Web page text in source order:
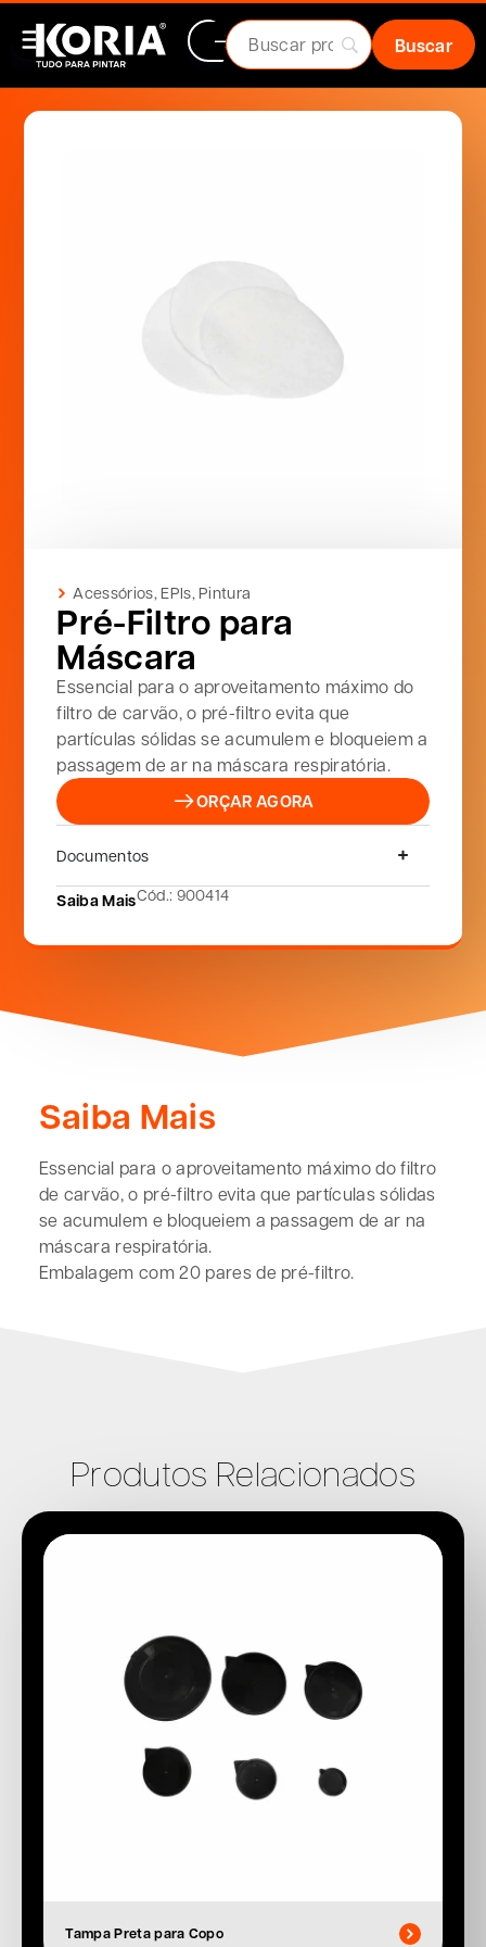
Acessórios,EPIs,Pintura
Pré-Filtro para
Máscara
Essencial para o aproveitamento máximo do
filtro de carvão, o pré-filtro evita que
partículas sólidas se acumulem e bloqueiem a
passagem de ar na máscara respiratória.
ORÇAR AGORA
Documentos
Saiba MaisCód.: 900414
Saiba Mais
Essencial para o aproveitamento máximo do filtro
de carvão, o pré-filtro evita que partículas sólidas
se acumulem e bloqueiem a passagem de ar na
máscara respiratória.
Embalagem com 20 pares de pré-filtro.
Produtos Relacionados
Tampa Preta para Copo